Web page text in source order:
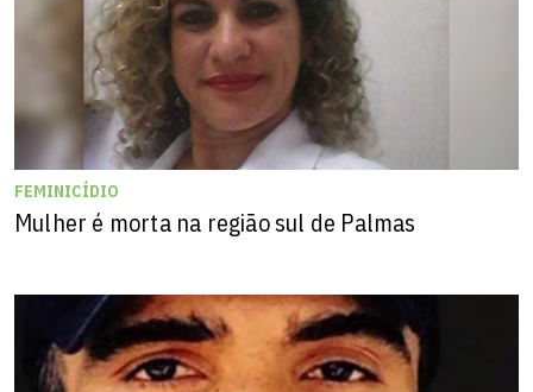
FEMINICÍDIO
Mulher é morta na região sul de Palmas